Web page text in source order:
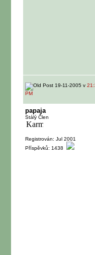
19-11-2005 v
PM
papaja
Stálý Člen
Registrován: Jul 2001
Příspěvků: 1438